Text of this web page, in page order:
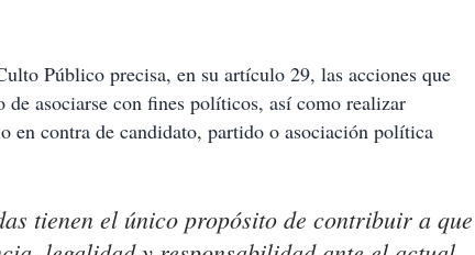
Público precisa, en su artículo 29, las acciones que
asociarse con fines políticos, así como realizar
en contra de candidato, partido o asociación política
tienen el único propósito de contribuir a que